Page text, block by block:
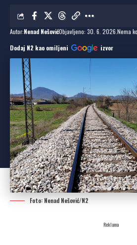
Autor:Nenad NešovićObjavljeno: 30. 6. 2026. Nema
Dodaj N2 kao omiljeni izvor
Foto: Nenad Nešović/N2
Reklama